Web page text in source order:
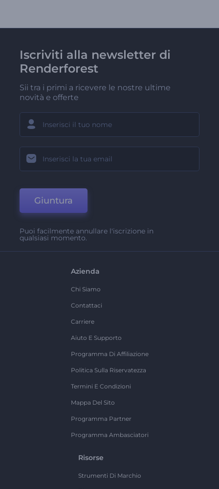
Iscriviti alla newsletter di
Renderforest
Sii tra i primi a ricevere le nostre ultime
novità e offerte
Giuntura
Puoi facilmente annullare l'iscrizione in
qualsiasi momento.
Azienda
Chi Siamo
Contattaci
Carriere
Aiuto E Supporto
Programma Di Affiliazione
Politica Sulla Riservatezza
Termini E Condizioni
Mappa Del Sito
Programma Partner
Programma Ambasciatori
Risorse
Strumenti Di Marchio